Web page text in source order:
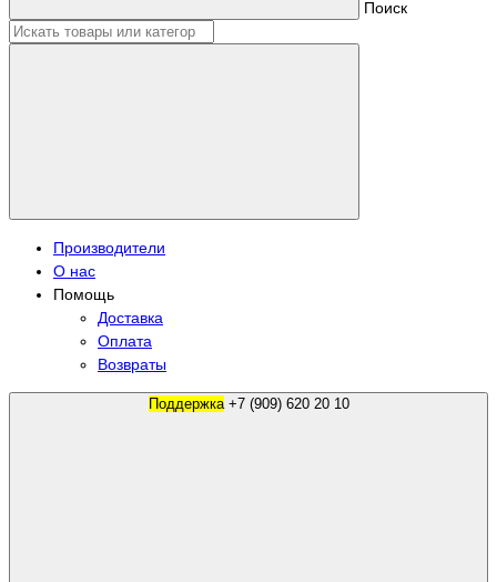
Поиск
Производители
О нас
Помощь
Доставка
Оплата
Возвраты
Поддержка +7 (909) 620 20 10